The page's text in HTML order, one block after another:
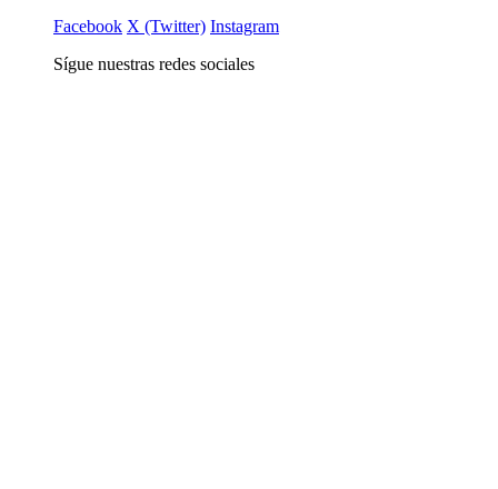
Facebook X (Twitter) Instagram
Sígue nuestras redes sociales